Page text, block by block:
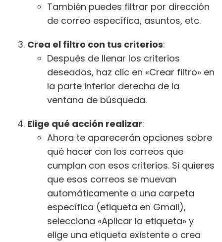
También puedes filtrar por dirección
de correo específica, asuntos, etc.
Crea el filtro con tus criterios:
Después de llenar los criterios
deseados, haz clic en «Crear filtro» en
la parte inferior derecha de la
ventana de búsqueda.
Elige qué acción realizar:
Ahora te aparecerán opciones sobre
qué hacer con los correos que
cumplan con esos criterios. Si quieres
que esos correos se muevan
automáticamente a una carpeta
específica (etiqueta en Gmail),
selecciona «Aplicar la etiqueta» y
elige una etiqueta existente o crea